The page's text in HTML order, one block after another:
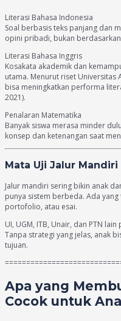
Literasi Bahasa Indonesia
Soal berbasis teks panjang dan
opini pribadi, bukan
Literasi Bahasa Inggris
Kosakata akademik dan
utama. Menurut riset Universitas
bisa meningkatkan performa
2021).
Penalaran Matematika
Banyak siswa merasa minder
konsep dan ketenangan saat
Mata Uji Jalur Mandiri
Jalur mandiri sering bikin anak
punya sistem berbeda. Ada
portofolio, atau esai.
UI, UGM, ITB, Unair, dan PTN
Tanpa strategi yang jelas, anak
tujuan.
Apa yang
Cocok untuk